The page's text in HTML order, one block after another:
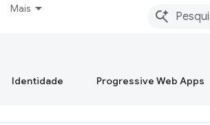
Mais
Identidade Progressive Web Apps